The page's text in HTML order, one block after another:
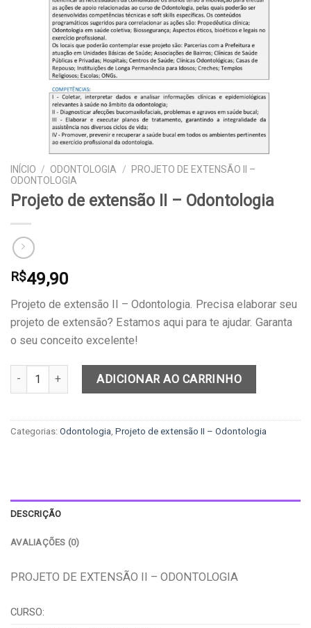
INÍCIO / ODONTOLOGIA /
PROJETO DE EXTENSÃO II –
ODONTOLOGIA
Projeto de extensão II – Odontologia
R$49,90
Projeto de extensão II – Odontologia. Precisa elaborar seu
projeto de extensão? Estamos aqui para te ajudar. Garanta
o seu conceito excelente!
Projeto de extensão II – Odontologia quantidade
ADICIONAR AO CARRINHO
Categorias: Odontologia Projeto de extensão II – Odontologia
DESCRIÇÃO
AVALIAÇÕES (0)
PROJETO DE EXTENSÃO II – ODONTOLOGIA
CURSO: